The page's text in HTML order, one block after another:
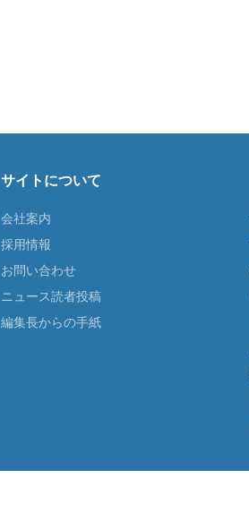
サイトについて
会社案内
採用情報
お問い合わせ
ニュース読者投稿
編集長からの手紙